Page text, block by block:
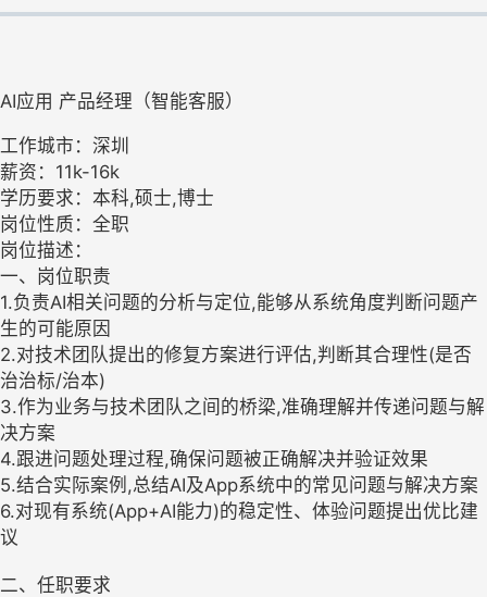
AI应用 产品经理（智能客服）
工作城市：深圳
薪资：11k-16k
学历要求：本科,硕士,博士
岗位性质：全职
岗位描述：
一、岗位职责
1.负责AI相关问题的分析与定位,能够从系统角度判断问题产
生的可能原因
2.对技术团队提出的修复方案进行评估,判断其合理性(是否
治治标/治本)
3.作为业务与技术团队之间的桥梁,准确理解并传递问题与解
决方案
4.跟进问题处理过程,确保问题被正确解决并验证效果
5.结合实际案例,总结AI及App系统中的常见问题与解决方案
6.对现有系统(App+AI能力)的稳定性、体验问题提出优比建
议
二、任职要求